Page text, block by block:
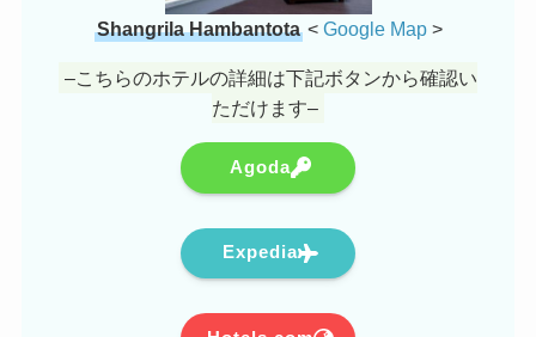
Shangrila Hambantota< Google Map>
–こちらのホテルの詳細は下記ボタンから確認い
ただけます–
Agoda
Expedia